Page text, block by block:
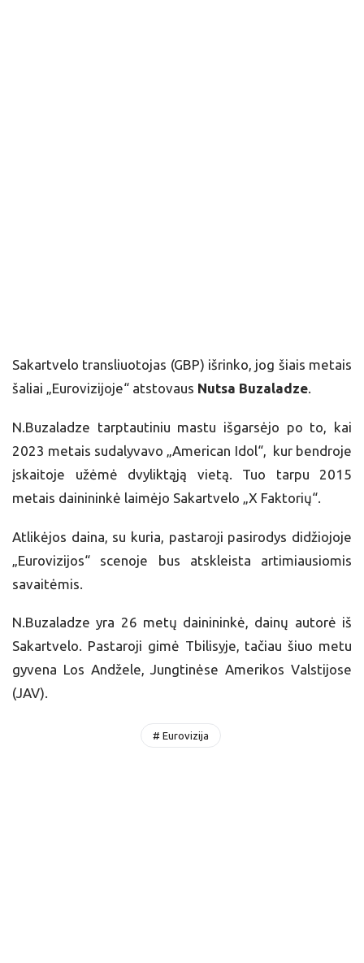
Sakartvelo transliuotojas (GBP) išrinko, jog šiais metais
šaliai „Eurovizijoje“ atstovaus Nutsa Buzaladze.
N.Buzaladze tarptautiniu mastu išgarsėjo po to, kai
2023 metais sudalyvavo „American Idol“, kur bendroje
įskaitoje užėmė dvyliktąją vietą. Tuo tarpu 2015
metais dainininkė laimėjo Sakartvelo „X Faktorių“.
Atlikėjos daina, su kuria, pastaroji pasirodys didžiojoje
„Eurovizijos“ scenoje bus atskleista artimiausiomis
savaitėmis.
N.Buzaladze yra 26 metų dainininkė, dainų autorė iš
Sakartvelo. Pastaroji gimė Tbilisyje, tačiau šiuo metu
gyvena Los Andžele, Jungtinėse Amerikos Valstijose
(JAV).
# Eurovizija